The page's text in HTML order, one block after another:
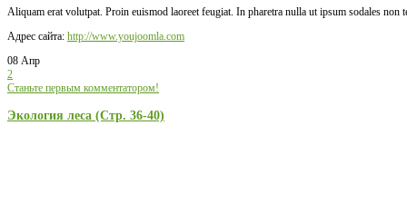
Aliquam erat volutpat. Proin euismod laoreet feugiat. In pharetra nulla ut ipsum sodales
Адрес сайта: http://www.youjoomla.com
08 Апр
2
Станьте первым комментатором!
Экология леса (Стр. 36-40)